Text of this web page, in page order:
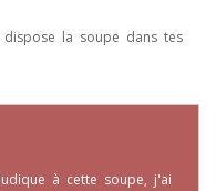
la soupe dans tes
à cette soupe, j'ai